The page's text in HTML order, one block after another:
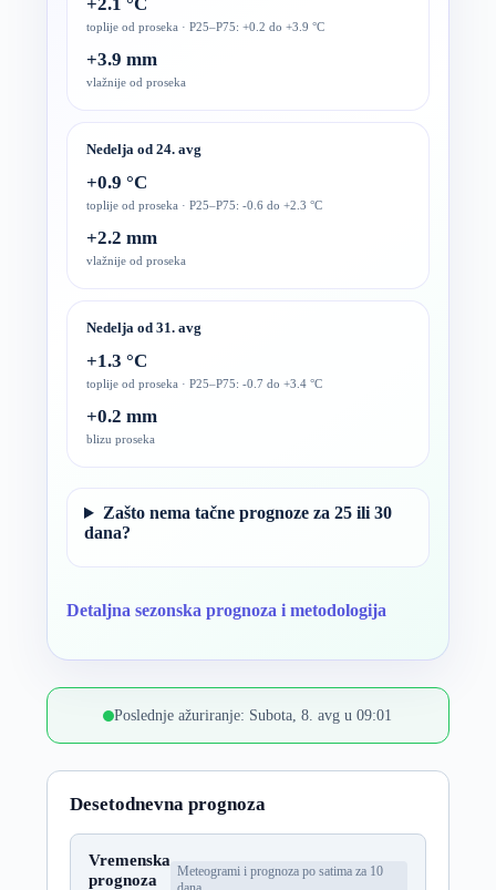
toplije od proseka · P25–P75: +0.2 do +3.9 °C
+3.9 mm
vlažnije od proseka
Nedelja od 24. avg
+0.9 °C
toplije od proseka · P25–P75: -0.6 do +2.3 °C
+2.2 mm
vlažnije od proseka
Nedelja od 31. avg
+1.3 °C
toplije od proseka · P25–P75: -0.7 do +3.4 °C
+0.2 mm
blizu proseka
Zašto nema tačne prognoze za 25 ili 30
dana?
Detaljna sezonska prognoza i metodologija
Poslednje ažuriranje: Subota, 8. avg u 09:01
Desetodnevna prognoza
Vremenska
prognoza
Meteogrami i prognoza po satima za 10